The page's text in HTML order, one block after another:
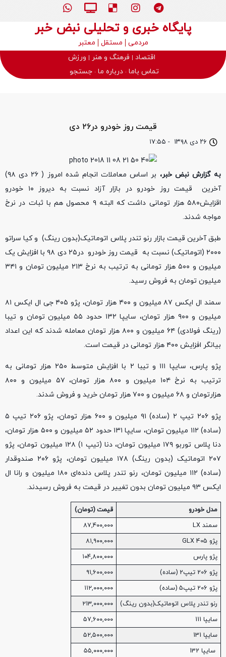
پایگاه خبری و تحلیلی نبض خبر
مردمی مستقل
معتبر
اقتصاد
فرهنگ و هنر
ورزش
تماس باما درباره ما جستجو
۲۶ دی ۱۳۹۸ - ۱۷:۵۵
قیمت روز خودرو در۲۶ دی
به گزارش نبض خبر،
بر اساس معاملات انجام شده امروز ( ۲۶ دی ۹۸)
آخرین قیمت روز خودرو‌ در بازار آزاد نسبت به دیروز ۱۰ خودرو
اقزایش۵۸۰ هزار تومانی داشت که البته ۹ محصول هم با ثبات در نرخ
مواجه شدند.
طبق آخرین قیمت بازار رنو تندر پلاس اتوماتیک(بدون رینگ) و کیا سراتو
۲۰۰۰ (اتوماتیک) نسبت به قیمت روز خودرو در۲۵ دی ۹۸ با افزایش یک
میلیون و ۵۰۰ هزار تومانی به ترتیب به نرخ ۲۱۳ میلیون تومان و ۳۴۱
میلیون تومان به فروش رسید.
سمند ال ایکس ۸۷ میلیون و ۴۰۰ هزار تومان، پژو ۴۰۵ جی ال ایکس ۸۱
میلیون و ۹۰۰ هزار تومان، سایپا ۱۳۲ حدود ۵۵ میلیون تومان و تیبا
(رینگ فولادی) ۶۴ میلیون و ۸۰۰ هزار تومان معامله شدند که این اعداد
بیانگر افزایش ۴۰۰ هزار تومانی در قیمت است.
پژو پارس، سایپا ۱۱۱ و تیبا ۲ با افزایش متوسط ۲۵۰ هزار تومانی به
ترتیب به نرخ ۱۰۴ میلیون و ۸۰۰ هزار تومان، ۵۷ میلیون و ۸۰۰
هزارتومان و ۶۸ میلیون و ۷۰۰ هزار تومان خرید و فروش شدند.
پژو ۲۰۶ تیپ ۲ (ساده) ۹۱ میلیون و ۶۰۰ هزار تومان، پژو ۲۰۶ تیپ ۵
(ساده) ۱۱۲ میلیون تومان، سایپا ۱۳۱ حدود ۵۲ میلیون و ۵۰۰ هزار تومان،
دنا پلاس توربو ۱۷۹ میلیون تومان، دنا (تیپ ۱) ۱۲۸ میلیون تومان، پژو
۲۰۷ اتوماتیک (بدون رینگ) ۱۷۸ میلیون تومان، پژو ۲۰۶ صندوقدار
(ساده) ۱۱۲ میلیون تومان، رنو تندر پلاس دنده‌ای ۱۸۰ میلیون و رانا ال
ایکس ۹۳ میلیون تومان بدون تغییر در قیمت به فروش رسیدند.
مدل خودرو
قیمت (تومان)
سمند LX
۸۷,۴۰۰,۰۰۰
پژو 405 GLX
۸۱,۹۰۰,۰۰۰
پژو پارس
۱۰۴,۸۰۰,۰۰۰
پژو 206 تیپ2 (ساده)
۹۱,۶۰۰,۰۰۰
پژو 206 تیپ5 (ساده)
۱۱۲,۰۰۰,۰۰۰
رنو تندر پلاس اتوماتیک(بدون رینگ)
۲۱۳,۰۰۰,۰۰۰
سایپا 111
۵۷,۶۰۰,۰۰۰
سایپا 131
۵۲,۵۰۰,۰۰۰
سایپا 132
۵۵,۰۰۰,۰۰۰